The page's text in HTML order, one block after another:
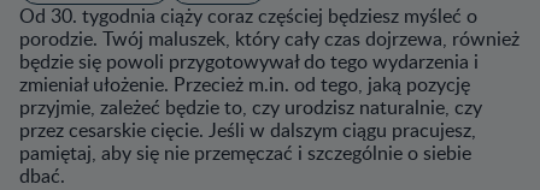
Od 30. tygodnia ciąży coraz częściej będziesz myśleć o
porodzie. Twój maluszek, który cały czas dojrzewa, również
będzie się powoli przygotowywał do tego wydarzenia i
zmieniał ułożenie. Przecież m.in. od tego, jaką pozycję
przyjmie, zależeć będzie to, czy urodzisz naturalnie, czy
przez cesarskie cięcie. Jeśli w dalszym ciągu pracujesz,
pamiętaj, aby się nie przemęczać i szczególnie o siebie
dbać.